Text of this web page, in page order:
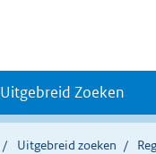
Uitgebreid Zoeken
Uitgebreid zoeken